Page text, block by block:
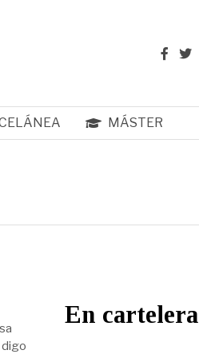
MÁSTER
En cartelera